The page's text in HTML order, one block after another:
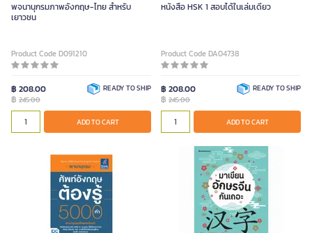
พจนานุกรมภาพอังกฤษ-ไทย สำหรับ
เยาวชน
Product Code D091210
฿ 208.00
฿ 245.00
READY TO SHIP
ADD TO CART
หนังสือ HSK 1 สอบได้ในเล่มเดียว
Product Code DA04738
฿ 208.00
฿ 245.00
READY TO SHIP
ADD TO CART